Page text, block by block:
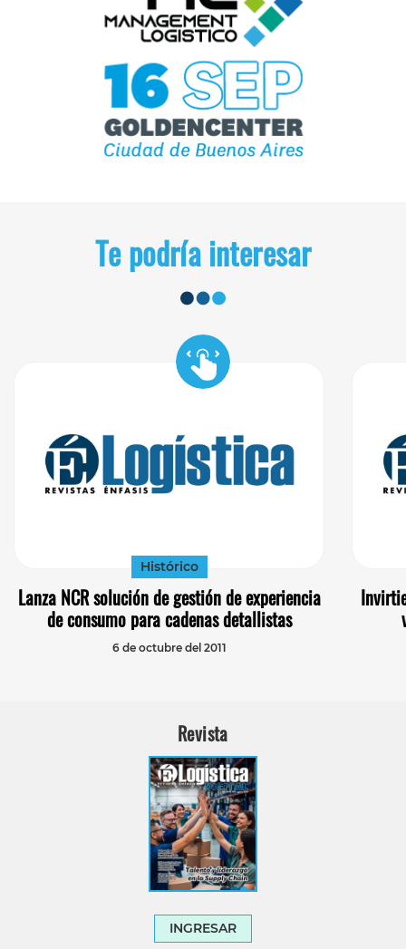
Te podría interesar
Histórico
Lanza NCR solución de gestión de experiencia
de consumo para cadenas detallistas
6 de octubre del 2011
Revista
INGRESAR